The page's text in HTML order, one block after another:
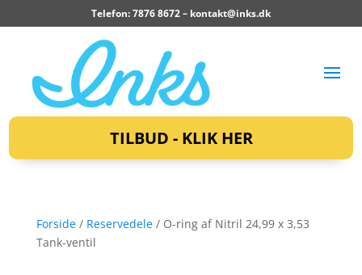
Telefon: 7876 8672 – kontakt@inks.dk
TILBUD - KLIK HER
Forside/ Reservedele/ O-ring af Nitril 24,99 x 3,53
Tank-ventil